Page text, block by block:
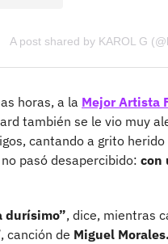
A post shared by KAROL G
horas, a la Mejor Artista
también se le vio muy
cantando a grito
pasó desapercibido: con
durísimo”, dice, mientras
canción de Miguel Morales.